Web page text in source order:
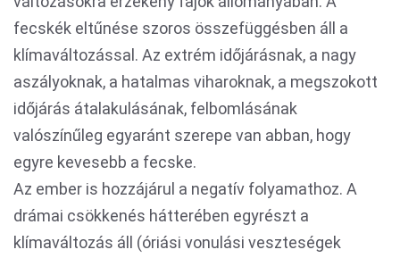
fecskék eltűnése szoros összefüggésben áll a
klímaváltozással. Az extrém időjárásnak, a nagy
aszályoknak, a hatalmas viharoknak, a megszokott
időjárás átalakulásának, felbomlásának
valószínűleg egyaránt szerepe van abban, hogy
egyre kevesebb a fecske.
Az ember is hozzájárul a negatív folyamathoz. A
drámai csökkenés hátterében egyrészt a
klímaváltozás áll (óriási vonulási veszteségek